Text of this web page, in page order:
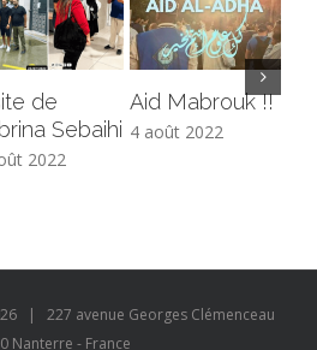
de
Sebaihi
2022
Aid Mabrouk !!
4 août 2022
| 227 avenue Georges Clémenceau
Nanterre - France